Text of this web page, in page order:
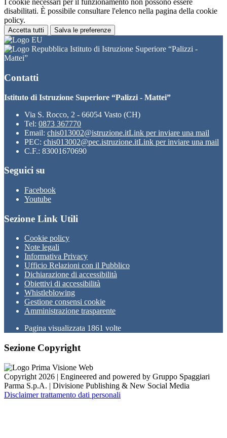
I cookie necessari per il funzionamento non possono essere
disabilitati. È possibile consultare l'elenco nella pagina della cookie
policy.
Accetta tutti Salva le preferenze
Istituto di Istruzione Superiore “Palizzi -
Mattei”
Contatti
Istituto di Istruzione Superiore “Palizzi - Mattei”
Via S. Rocco, 2 - 66054 Vasto (CH)
Tel: 0873 367770
Email: chis013002@istruzione.itLink per inviare una mail
PEC: chis013002@pec.istruzione.itLink per inviare una mail
C.F.: 83001670690
Seguici su
Facebook
Youtube
Sezione Link Utili
Cookie policy
Note legali
Informativa Privacy
Ufficio Relazioni con il Pubblico
Dichiarazione di accessibilità
Obiettivi di accessibilità
Whistleblowing
Gestione consensi cookie
Amministrazione trasparente
Pagina visualizzata 1861 volte
Sezione Copyright
Copyright 2026 | Engineered and powered by Gruppo Spaggiari
Parma S.p.A. | Divisione Publishing & New Social Media
Disclaimer trattamento dati personali